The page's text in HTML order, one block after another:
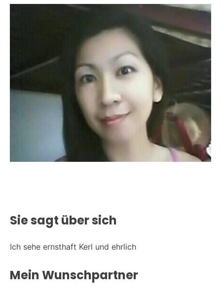
Sie sagt über sich
Ich sehe ernsthaft Kerl und ehrlich
Mein Wunschpartner